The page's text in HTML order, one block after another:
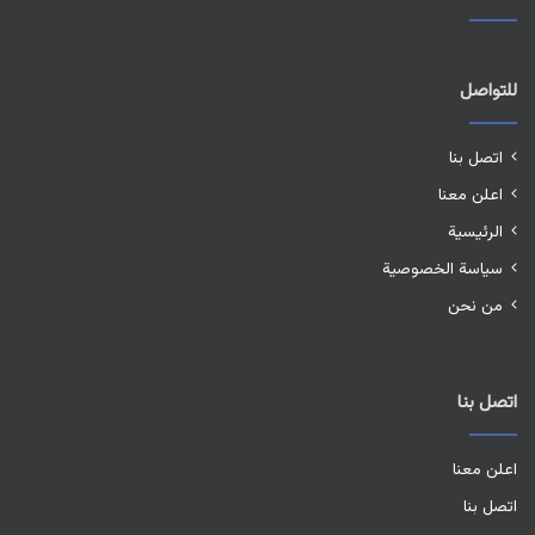
للتواصل
اتصل بنا
اعلن معنا
الرئيسية
سياسة الخصوصية
من نحن
اتصل بنا
اعلن معنا
اتصل بنا